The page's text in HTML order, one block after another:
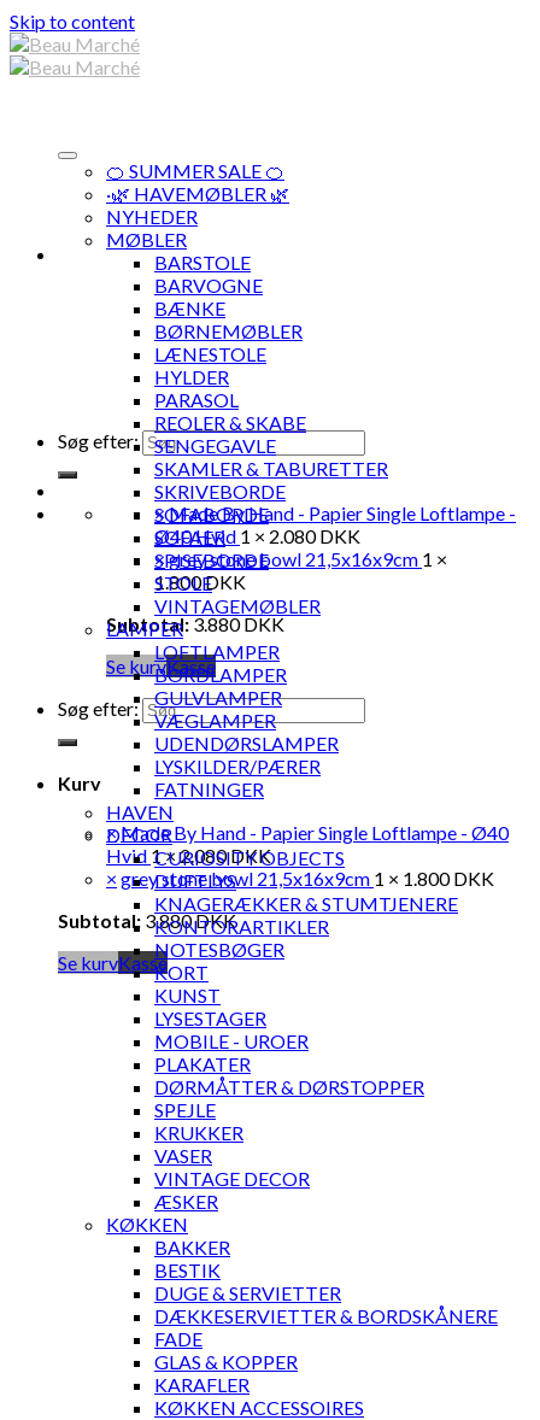
Skip to content
Søg efter:
×Made By Hand - Papier Single Loftlampe -
Ø40 Hvid 1 × 2.080DKK
× grey stone bowl 21,5x16x9cm 1 ×
1.800DKK
Subtotal:3.880DKK
Se kurvKasse
Søg efter:
Kurv
× Made By Hand - Papier Single Loftlampe - Ø40
Hvid 1 ×2.080DKK
× grey stone bowl 21,5x16x9cm 1 × 1.800DKK
Subtotal: 3.880DKK
Se kurvKasse
🍊 SUMMER SALE 🍊
·🌿 HAVEMØBLER 🌿
NYHEDER
MØBLER
BARSTOLE
BARVOGNE
BÆNKE
BØRNEMØBLER
LÆNESTOLE
HYLDER
PARASOL
REOLER & SKABE
SENGEGAVLE
SKAMLER & TABURETTER
SKRIVEBORDE
SOFABORDE
SOFAER
SPISEBORDE
STOLE
VINTAGEMØBLER
LAMPER
LOFTLAMPER
BORDLAMPER
GULVLAMPER
VÆGLAMPER
UDENDØRSLAMPER
LYSKILDER/PÆRER
FATNINGER
HAVEN
DECOR
CURIOSITY OBJECTS
DUFTLYS
KNAGERÆKKER & STUMTJENERE
KONTORARTIKLER
NOTESBØGER
KORT
KUNST
LYSESTAGER
MOBILE - UROER
PLAKATER
DØRMÅTTER & DØRSTOPPER
SPEJLE
KRUKKER
VASER
VINTAGE DECOR
ÆSKER
KØKKEN
BAKKER
BESTIK
DUGE & SERVIETTER
DÆKKESERVIETTER & BORDSKÅNERE
FADE
GLAS & KOPPER
KARAFLER
KØKKEN ACCESSOIRES